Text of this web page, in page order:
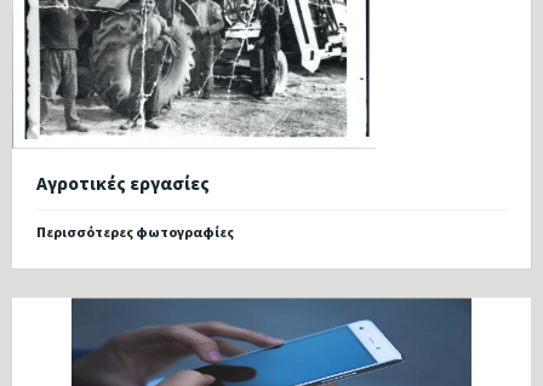
Αγροτικές εργασίες
Περισσότερες φωτογραφίες